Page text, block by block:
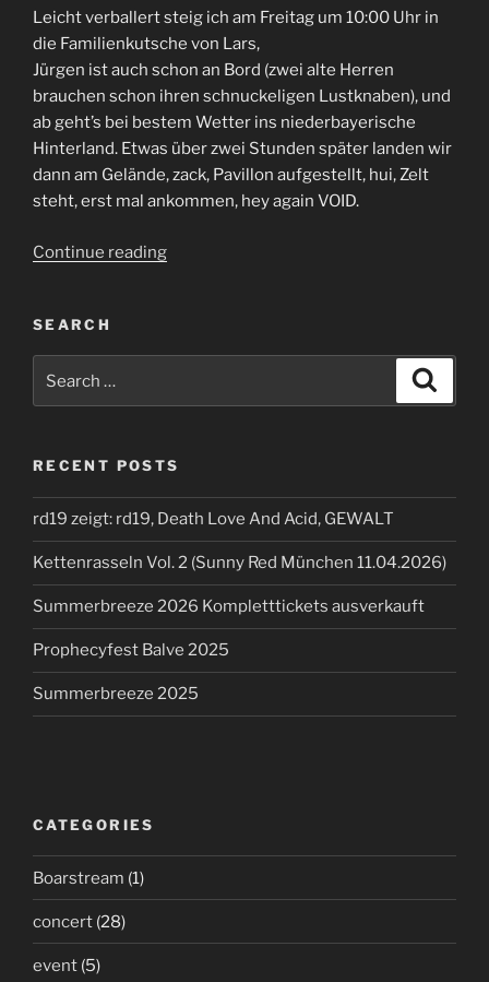
Leicht verballert steig ich am Freitag um 10:00 Uhr in
die Familienkutsche von Lars,
Jürgen ist auch schon an Bord (zwei alte Herren
brauchen schon ihren schnuckeligen Lustknaben), und
ab geht’s bei bestem Wetter ins niederbayerische
Hinterland. Etwas über zwei Stunden später landen wir
dann am Gelände, zack, Pavillon aufgestellt, hui, Zelt
steht, erst mal ankommen, hey again VOID.
Continue reading“Voidfest
SEARCH
for:
RECENT POSTS
rd19 zeigt: rd19, Death Love And Acid, GEWALT
Kettenrasseln Vol. 2 (Sunny Red München 11.04.2026)
Summerbreeze 2026 Kompletttickets ausverkauft
Prophecyfest Balve 2025
Summerbreeze 2025
CATEGORIES
Boarstream (1)
concert (28)
event (5)